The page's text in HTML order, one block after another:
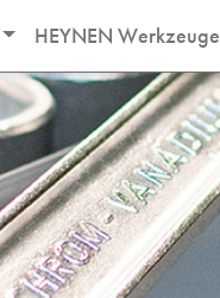
HEYNEN Werkzeuge